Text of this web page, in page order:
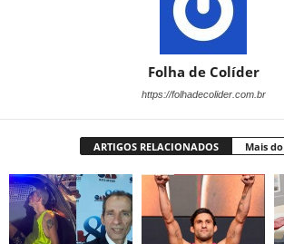
Folha de Colíder
https://folhadecolider.com.br
ARTIGOS RELACIONADOS Mais